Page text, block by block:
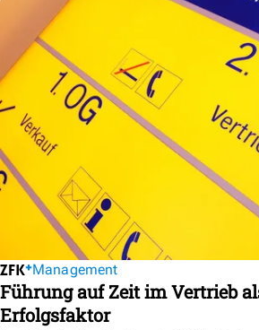
Management
Führung auf Zeit im Vertrieb
Erfolgsfaktor